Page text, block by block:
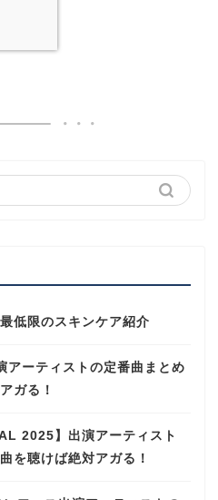
低限のスキンケア紹介
アーティストの定番曲まとめ
ガる！
2025】出演アーティスト
を聴けば絶対アガる！